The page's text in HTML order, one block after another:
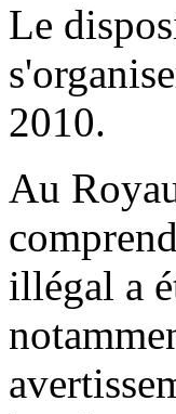
Le
2010.
Au
illégal a